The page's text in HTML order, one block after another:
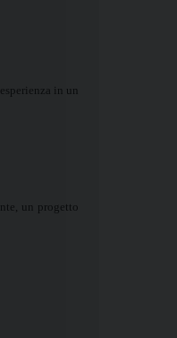
in un
un progetto